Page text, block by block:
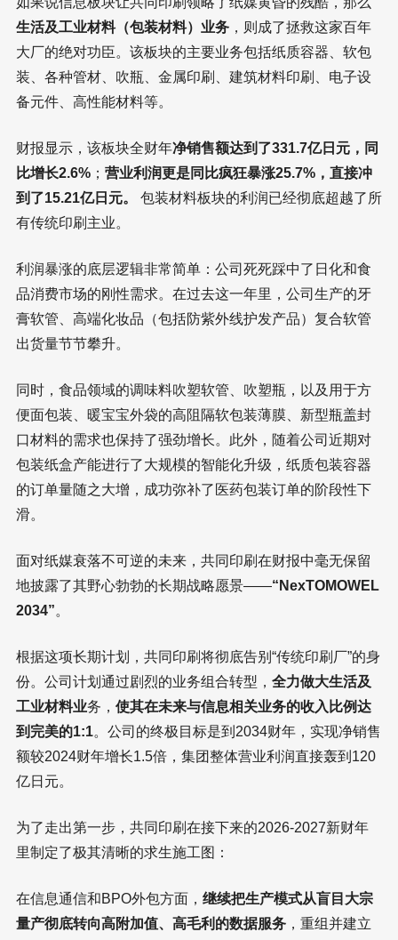
生活及工业材料（包装材料）业务 ，则成了拯救这家百年
大厂的绝对功臣。该板块的主要业务包括纸质容器、软包
装、各种管材、吹瓶、金属印刷、建筑材料印刷、电子设
备元件、高性能材料等。
财报显示，该板块全财年净销售额达到了331.7亿日元，同
比增长2.6% ； 营业利润更是同比疯狂暴涨25.7%，直接冲
到了15.21亿日元。
包装材料板块的利润已经彻底超越了所
有传统印刷主业。
利润暴涨的底层逻辑非常简单：公司死死踩中了日化和食
品消费市场的刚性需求。在过去这一年里，公司生产的牙
膏软管、高端化妆品（包括防紫外线护发产品）复合软管
出货量节节攀升。
同时，食品领域的调味料吹塑软管、吹塑瓶，以及用于方
便面包装、暖宝宝外袋的高阻隔软包装薄膜、新型瓶盖封
口材料的需求也保持了强劲增长。此外，随着公司近期对
包装纸盒产能进行了大规模的智能化升级，纸质包装容器
的订单量随之大增，成功弥补了医药包装订单的阶段性下
滑。
面对纸媒衰落不可逆的未来，共同印刷在财报中毫无保留
地披露了其野心勃勃的长期战略愿景——“NexTOMOWEL
2034”。
根据这项长期计划，共同印刷将彻底告别“传统印刷厂”的身
份。公司计划通过剧烈的业务组合转型， 全力做大生活及
工业材料业务， 使其在未来与信息相关业务的收入比例达
到完美的1:1。公司的终极目标是到2034财年，实现净销售
额较2024财年增长1.5倍，集团整体营业利润直接轰到120
亿日元。
为了走出第一步，共同印刷在接下来的2026-2027新财年
里制定了极其清晰的求生施工图：
在信息通信和BPO外包方面， 继续把生产模式从盲目大宗
量产彻底转向高附加值、高毛利的数据服务 ，重组并建立